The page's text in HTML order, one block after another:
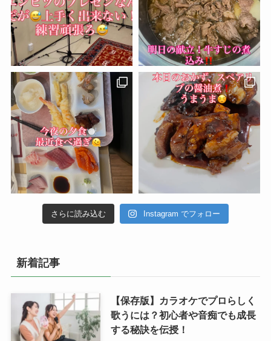
さらに読み込む Instagram でフォロー
新着記事
【保存版】カラオケでプロらしく
歌うには？初心者や音痴でも成長
する秘訣を伝授！